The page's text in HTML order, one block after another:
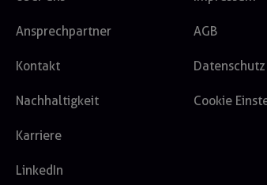
Ansprechpartner
Kontakt
Nachhaltigkeit
Karriere
LinkedIn
AGB
Datenschutz
Cookie